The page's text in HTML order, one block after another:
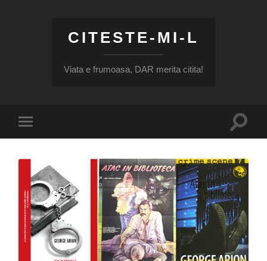
CITESTE-MI-L
Viata e frumoasa, DAR merita citita!
mobile
Toggle